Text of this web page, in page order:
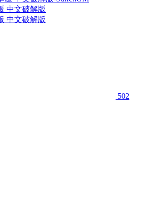
中文破解版
中文破解版
502